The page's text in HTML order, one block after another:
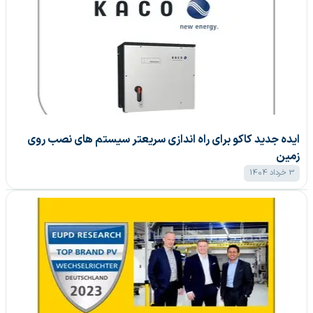
ایده جدید کاکو برای راه اندازی سریعتر سیستم های نصب روی
زمین
3 خرداد 1404